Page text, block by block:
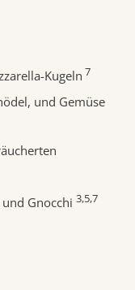
Kugeln 7
und Gemüse
Gnocchi 3,5,7